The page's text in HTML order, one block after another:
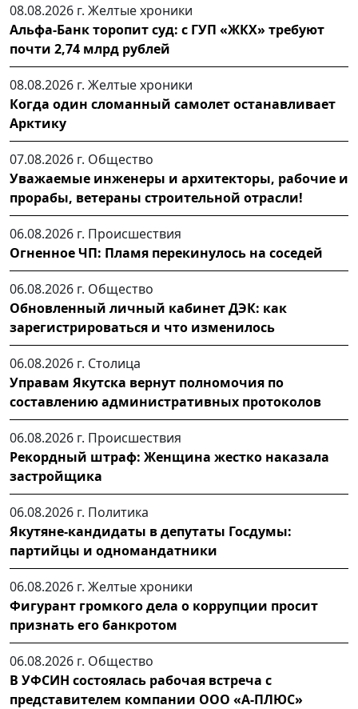
08.08.2026 г. Желтые хроники
Альфа-Банк торопит суд: с ГУП «ЖКХ» требуют
почти 2,74 млрд рублей
08.08.2026 г. Желтые хроники
Когда один сломанный самолет останавливает
Арктику
07.08.2026 г. Общество
Уважаемые инженеры и архитекторы, рабочие и
прорабы, ветераны строительной отрасли!
06.08.2026 г. Происшествия
Огненное ЧП: Пламя перекинулось на соседей
06.08.2026 г. Общество
Обновленный личный кабинет ДЭК: как
зарегистрироваться и что изменилось
06.08.2026 г. Столица
Управам Якутска вернут полномочия по
составлению административных протоколов
06.08.2026 г. Происшествия
Рекордный штраф: Женщина жестко наказала
застройщика
06.08.2026 г. Политика
Якутяне-кандидаты в депутаты Госдумы:
партийцы и одномандатники
06.08.2026 г. Желтые хроники
Фигурант громкого дела о коррупции просит
признать его банкротом
06.08.2026 г. Общество
В УФСИН состоялась рабочая встреча с
представителем компании ООО «А-ПЛЮС»